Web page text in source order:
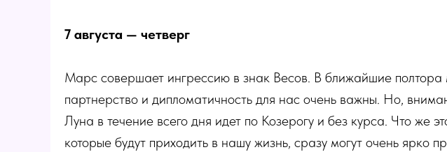
7 августа — четверг
Марс совершает ингрессию в знак Весов. В ближайшие полтора
партнерство и дипломатичность для нас очень важны. Но,
Луна в течение всего дня идет по Козерогу и без курса. Что же
которые будут приходить в нашу жизнь, сразу могут очень ярко